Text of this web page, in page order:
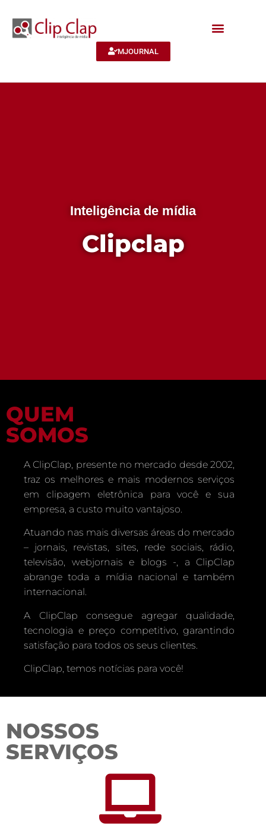
MJOURNAL
Inteligência de mídia
Clipclap
QUEM
SOMOS
A ClipClap, presente no mercado desde 2002,
traz os melhores e mais modernos serviços
em clipagem eletrônica para você e sua
empresa, a custo muito vantajoso.
Atuando nas mais diversas áreas do mercado
– jornais, revistas, sites, rede sociais, rádio,
televisão, webjornais e blogs -, a ClipClap
abrange toda a mídia nacional e também
internacional.
A ClipClap consegue agregar qualidade,
tecnologia e preço competitivo, garantindo
satisfação para todos os seus clientes.
ClipClap, temos notícias para você!
NOSSOS
SERVIÇOS